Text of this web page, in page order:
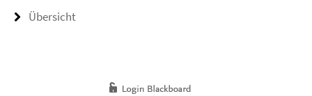
Übersicht